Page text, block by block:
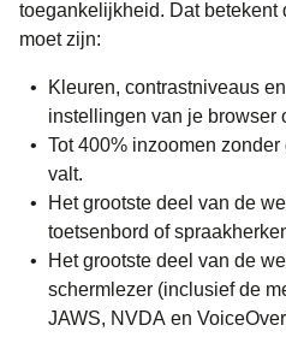
toegankelijkheid. Dat betekent
moet zijn:
Kleuren, contrastniveaus
instellingen van je browser
Tot 400% inzoomen
valt.
Het grootste deel van de
toetsenbord of
Het grootste deel van de
schermlezer (inclusief de
JAWS, NVDA en